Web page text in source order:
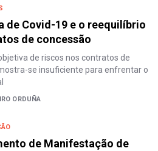
de Covid-19 e o reequilíbrio
de concessão
de riscos nos contratos de
se insuficiente para enfrentar o
ORDUÑA
de Manifestação de